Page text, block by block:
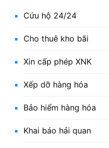
Cứu hộ 24/24
Cho thuê kho bãi
Xin cấp phép XNK
Xếp dỡ hàng hóa
Bảo hiểm hàng hóa
Khai báo hải quan